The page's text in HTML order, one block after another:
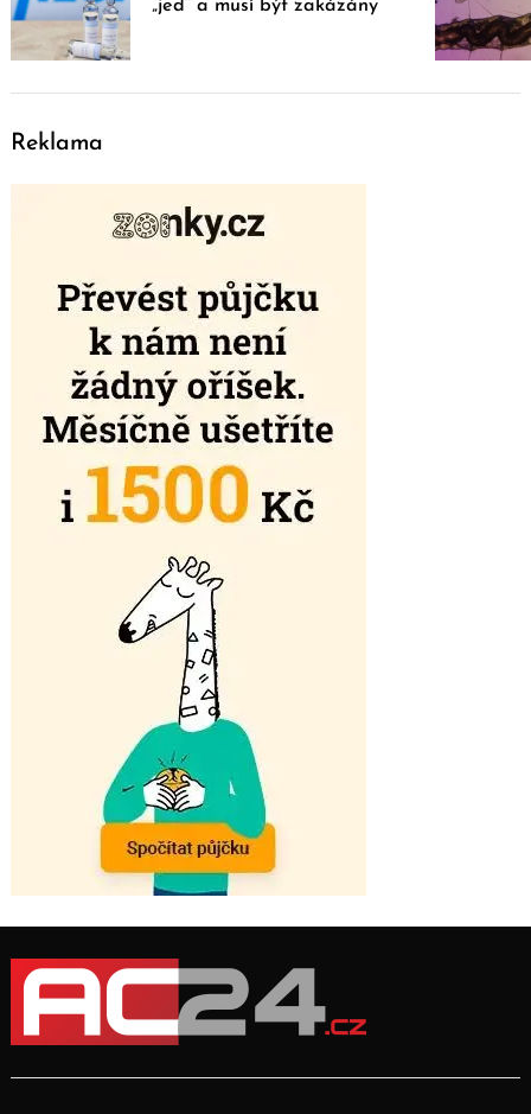
„jed“ a musí být zakázány
Reklama